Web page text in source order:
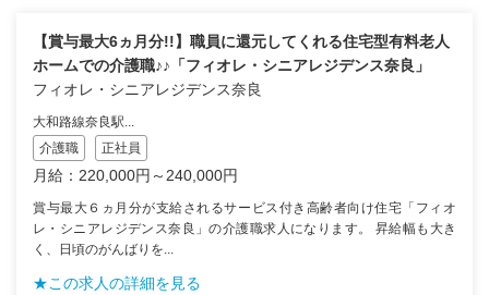
【賞与最大6ヵ月分!!】職員に還元してくれる住宅型有料老人
ホームでの介護職♪♪「フィオレ・シニアレジデンス奈良」
フィオレ・シニアレジデンス奈良
大和路線奈良駅...
介護職
正社員
月給：220,000円～240,000円
賞与最大６ヵ月分が支給されるサービス付き高齢者向け住宅「フィオ
レ・シニアレジデンス奈良」の介護職求人になります。 昇給幅も大き
く、日頃のがんばりを...
★この求人の詳細を見る